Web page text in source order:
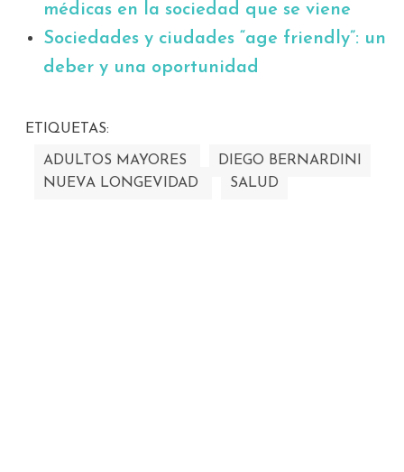
médicas en la sociedad que se viene
Sociedades y ciudades “age friendly”: un
deber y una oportunidad
ETIQUETAS:
ADULTOS MAYORES
DIEGO BERNARDINI
NUEVA LONGEVIDAD
SALUD